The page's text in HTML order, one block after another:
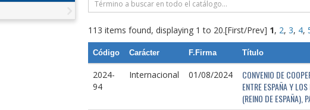
113 items found, displaying 1 to 20.[First/Prev] 1, 2, 3, 4,
Código Carácter F.Firma Título
2024-
94
Internacional 01/08/2024
CONVENIO DE
ENTRE ESPAÑA Y
(REINO DE ESPAÑA),